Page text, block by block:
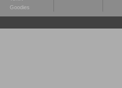
Goodies